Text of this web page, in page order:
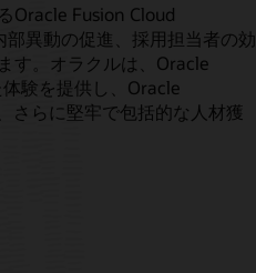
Oracle Fusion Cloud
異動の促進、採用担当者の効
す。オラクルは、Oracle
験を提供し、Oracle
さらに堅牢で包括的な人材獲